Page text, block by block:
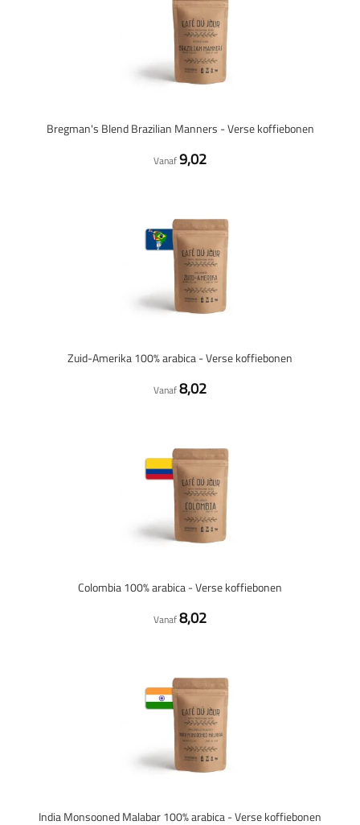
Bregman's Blend Brazilian Manners - Verse koffiebonen
Vanaf9,02
Zuid-Amerika 100% arabica - Verse koffiebonen
Vanaf8,02
Colombia 100% arabica - Verse koffiebonen
Vanaf8,02
India Monsooned Malabar 100% arabica - Verse koffiebonen